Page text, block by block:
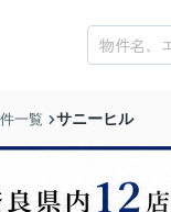
一覧 サニーヒル